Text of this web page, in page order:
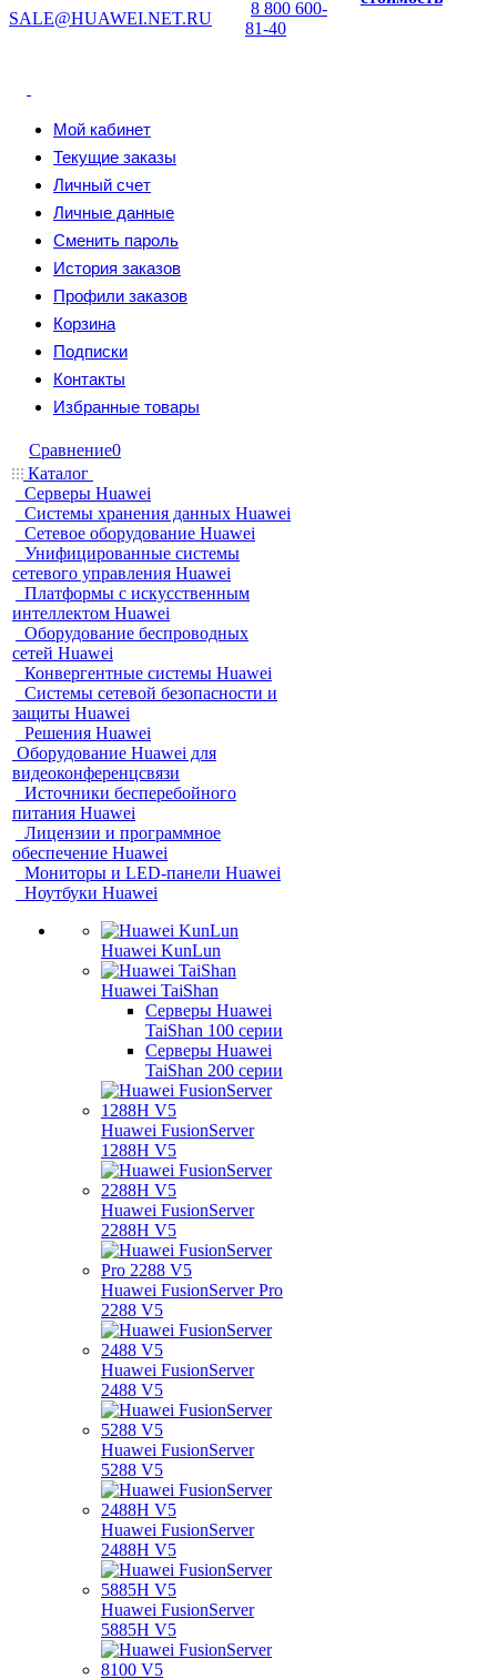
SALE@HUAWEI.NET.RU
8 800 600-
81-40
Мой кабинет
Текущие заказы
Личный счет
Личные данные
Сменить пароль
История заказов
Профили заказов
Корзина
Подписки
Контакты
Избранные товары
Сравнение0
Каталог
Серверы Huawei
Системы хранения данных Huawei
Сетевое оборудование Huawei
Унифицированные системы
сетевого управления Huawei
Платформы с искусственным
интеллектом Huawei
Оборудование беспроводных
сетей Huawei
Конвергентные системы Huawei
Системы сетевой безопасности и
защиты Huawei
Решения Huawei
Оборудование Huawei для
видеоконференцсвязи
Источники бесперебойного
питания Huawei
Лицензии и программное
обеспечение Huawei
Мониторы и LED-панели Huawei
Ноутбуки Huawei
Huawei KunLun
Huawei TaiShan
Серверы Huawei
TaiShan 100 серии
Серверы Huawei
TaiShan 200 серии
Huawei FusionServer
1288H V5
Huawei FusionServer
2288H V5
Huawei FusionServer Pro
2288 V5
Huawei FusionServer
2488 V5
Huawei FusionServer
5288 V5
Huawei FusionServer
2488H V5
Huawei FusionServer
5885H V5